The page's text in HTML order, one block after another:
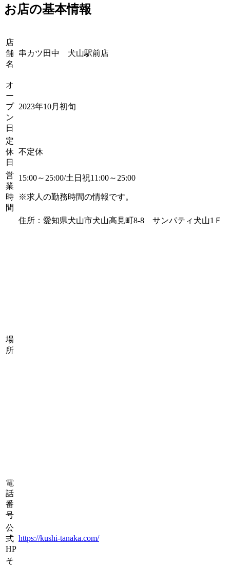
お店の基本情報
店
舗
名
串カツ田中 犬山駅前店
オ
ー
プ
ン
日
2023年10月初旬
定
休
日
不定休
営
業
時
間
15:00～25:00/土日祝11:00～25:00
※求人の勤務時間の情報です。
場
所
住所：愛知県犬山市犬山高見町8-8 サンパティ犬山1Ｆ
電
話
番
号
公
式
HP
https://kushi-tanaka.com/
そ